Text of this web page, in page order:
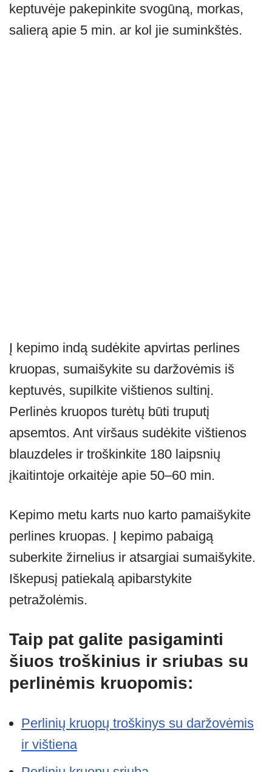
keptuvėje pakepinkite svogūną, morkas,
salierą apie 5 min. ar kol jie suminkštės.
Į kepimo indą sudėkite apvirtas perlines
kruopas, sumaišykite su daržovėmis iš
keptuvės, supilkite vištienos sultinį.
Perlinės kruopos turėtų būti truputį
apsemtos. Ant viršaus sudėkite vištienos
blauzdeles ir troškinkite 180 laipsnių
įkaitintoje orkaitėje apie 50–60 min.
Kepimo metu karts nuo karto pamaišykite
perlines kruopas. Į kepimo pabaigą
suberkite žirnelius ir atsargiai sumaišykite.
Iškepusį patiekalą apibarstykite
petražolėmis.
Taip pat galite pasigaminti
šiuos troškinius ir sriubas su
perlinėmis kruopomis:
Perlinių kruopų troškinys su daržovėmis
ir vištiena